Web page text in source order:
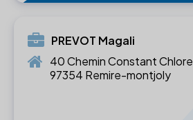
PREVOT Magali
40 Chemin Constant Chlore
97354 Remire-montjoly